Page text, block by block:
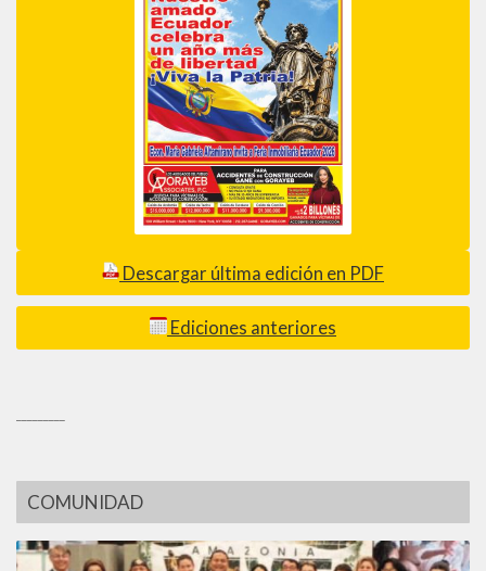
Descargar última edición en PDF
Ediciones anteriores
COMUNIDAD